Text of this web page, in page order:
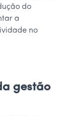
do
a
no
gestão